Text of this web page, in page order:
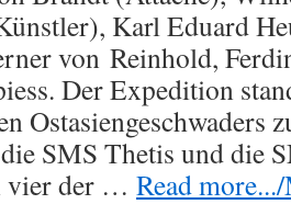
Karl Eduard
von Reinhold,
Der Expedition
Ostasiengeschwaders
SMS Thetis und die
vier der … Read